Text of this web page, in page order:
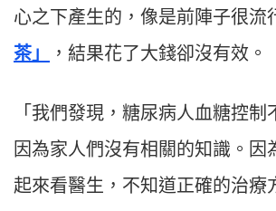
心之下產生的，像是前陣子很流
茶」
，結果花了大錢卻沒有效。
「我們發現，糖尿病人血糖控制
因為家人們沒有相關的知識。因
起來看醫生，不知道正確的治療